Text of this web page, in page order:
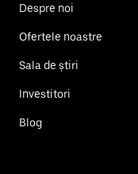
Despre noi
Ofertele noastre
Sala de știri
Investitori
Blog